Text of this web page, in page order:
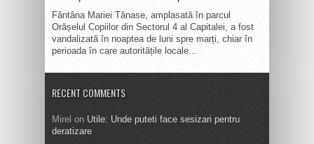
Fântâna Mariei Tănase, amplasată în parcul
Orășelul Copiilor din Sectorul 4 al Capitalei, a fost
vandalizată în noaptea de luni spre marți, chiar în
perioada în care autoritățile locale...
RECENT COMMENTS
Mirel on Utile: Unde puteti face sesizari pentru
deratizare